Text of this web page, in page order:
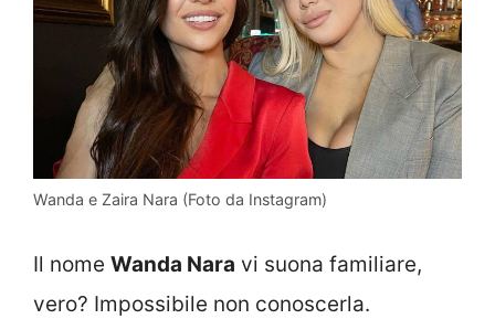
Wanda e Zaira Nara (Foto da Instagram)
Il nome Wanda Nara vi suona familiare,
vero? Impossibile non conoscerla.